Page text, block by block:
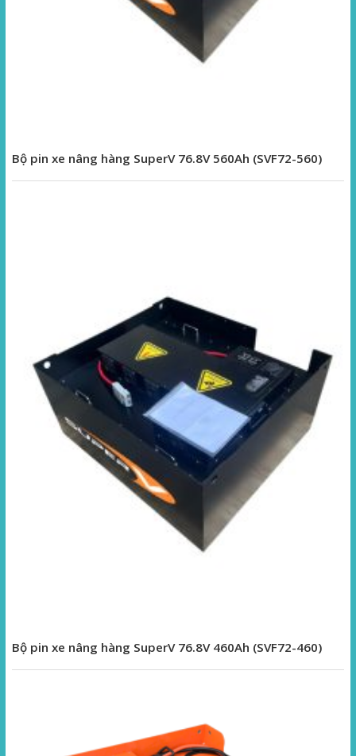
Bộ pin xe nâng hàng SuperV 76.8V 560Ah (SVF72-560)
Bộ pin xe nâng hàng SuperV 76.8V 460Ah (SVF72-460)